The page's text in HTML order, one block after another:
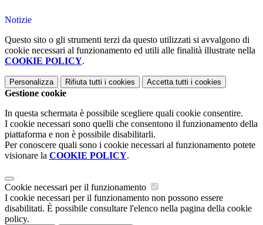
Notizie
Questo sito o gli strumenti terzi da questo utilizzati si avvalgono di
cookie necessari al funzionamento ed utili alle finalità illustrate nella
COOKIE POLICY.
Personalizza Rifiuta tutti i cookies Accetta tutti i cookies
Gestione cookie
In questa schermata è possibile scegliere quali cookie consentire.
I cookie necessari sono quelli che consentono il funzionamento della
piattaforma e non è possibile disabilitarli.
Per conoscere quali sono i cookie necessari al funzionamento potete
visionare la COOKIE POLICY.
Cookie necessari per il funzionamento
I cookie necessari per il funzionamento non possono essere
disabilitati. È possibile consultare l'elenco nella pagina della cookie
policy.